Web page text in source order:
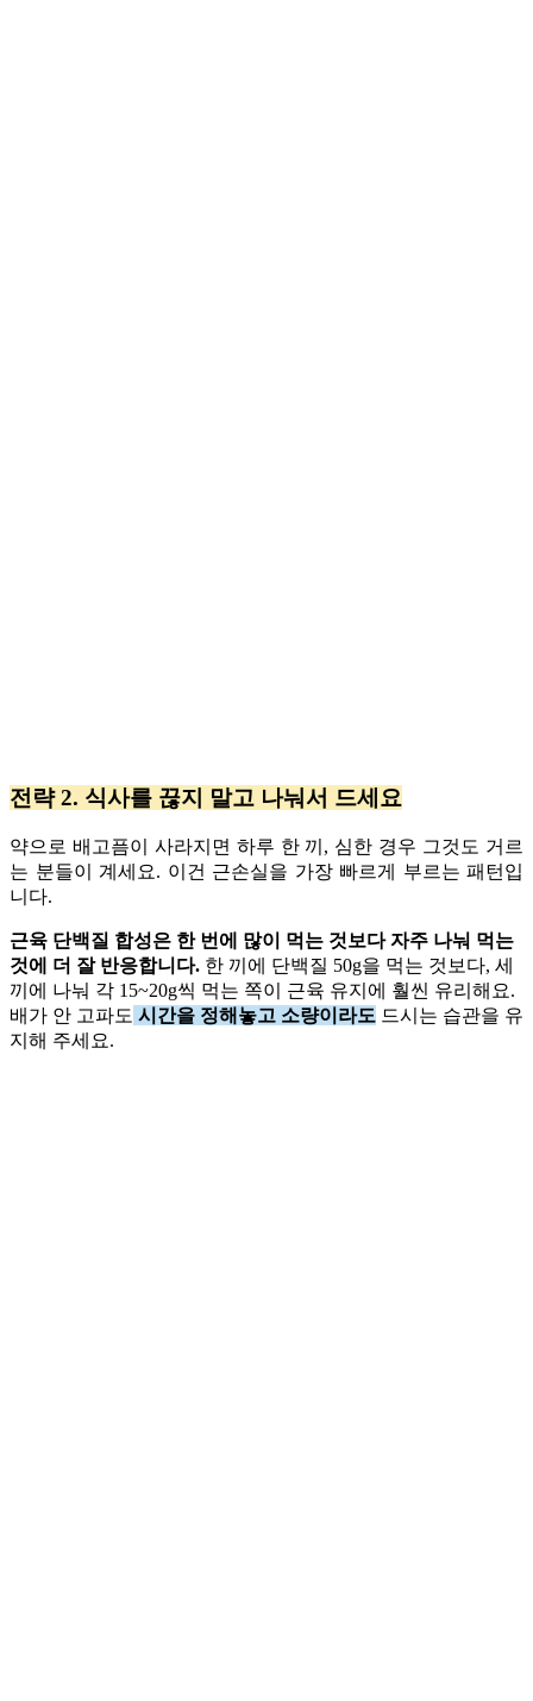
전략 2. 식사를 끊지 말고 나눠서 드세요
약으로 배고픔이 사라지면 하루 한 끼, 심한 경우 그것도 거르
는 분들이 계세요. 이건 근손실을 가장 빠르게 부르는 패턴입
니다.
근육 단백질 합성은 한 번에 많이 먹는 것보다 자주 나눠 먹는
것에 더 잘 반응합니다. 한 끼에 단백질 50g을 먹는 것보다, 세
끼에 나눠 각 15~20g씩 먹는 쪽이 근육 유지에 훨씬 유리해요.
배가 안 고파도 시간을 정해놓고 소량이라도 드시는 습관을 유
지해 주세요.